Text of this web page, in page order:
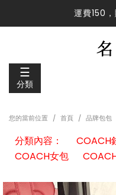
運費150，購
運費150
☰
分類
您的當前位置 首頁 品牌包包
分類內容： COACH
COACH女包